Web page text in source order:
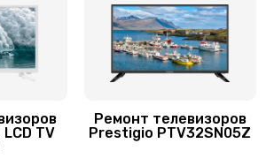
блока управления
Заказать
TV
Ремонт телевизоров
Prestigio PTV32SN05Z